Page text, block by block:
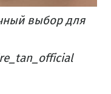
выбор для